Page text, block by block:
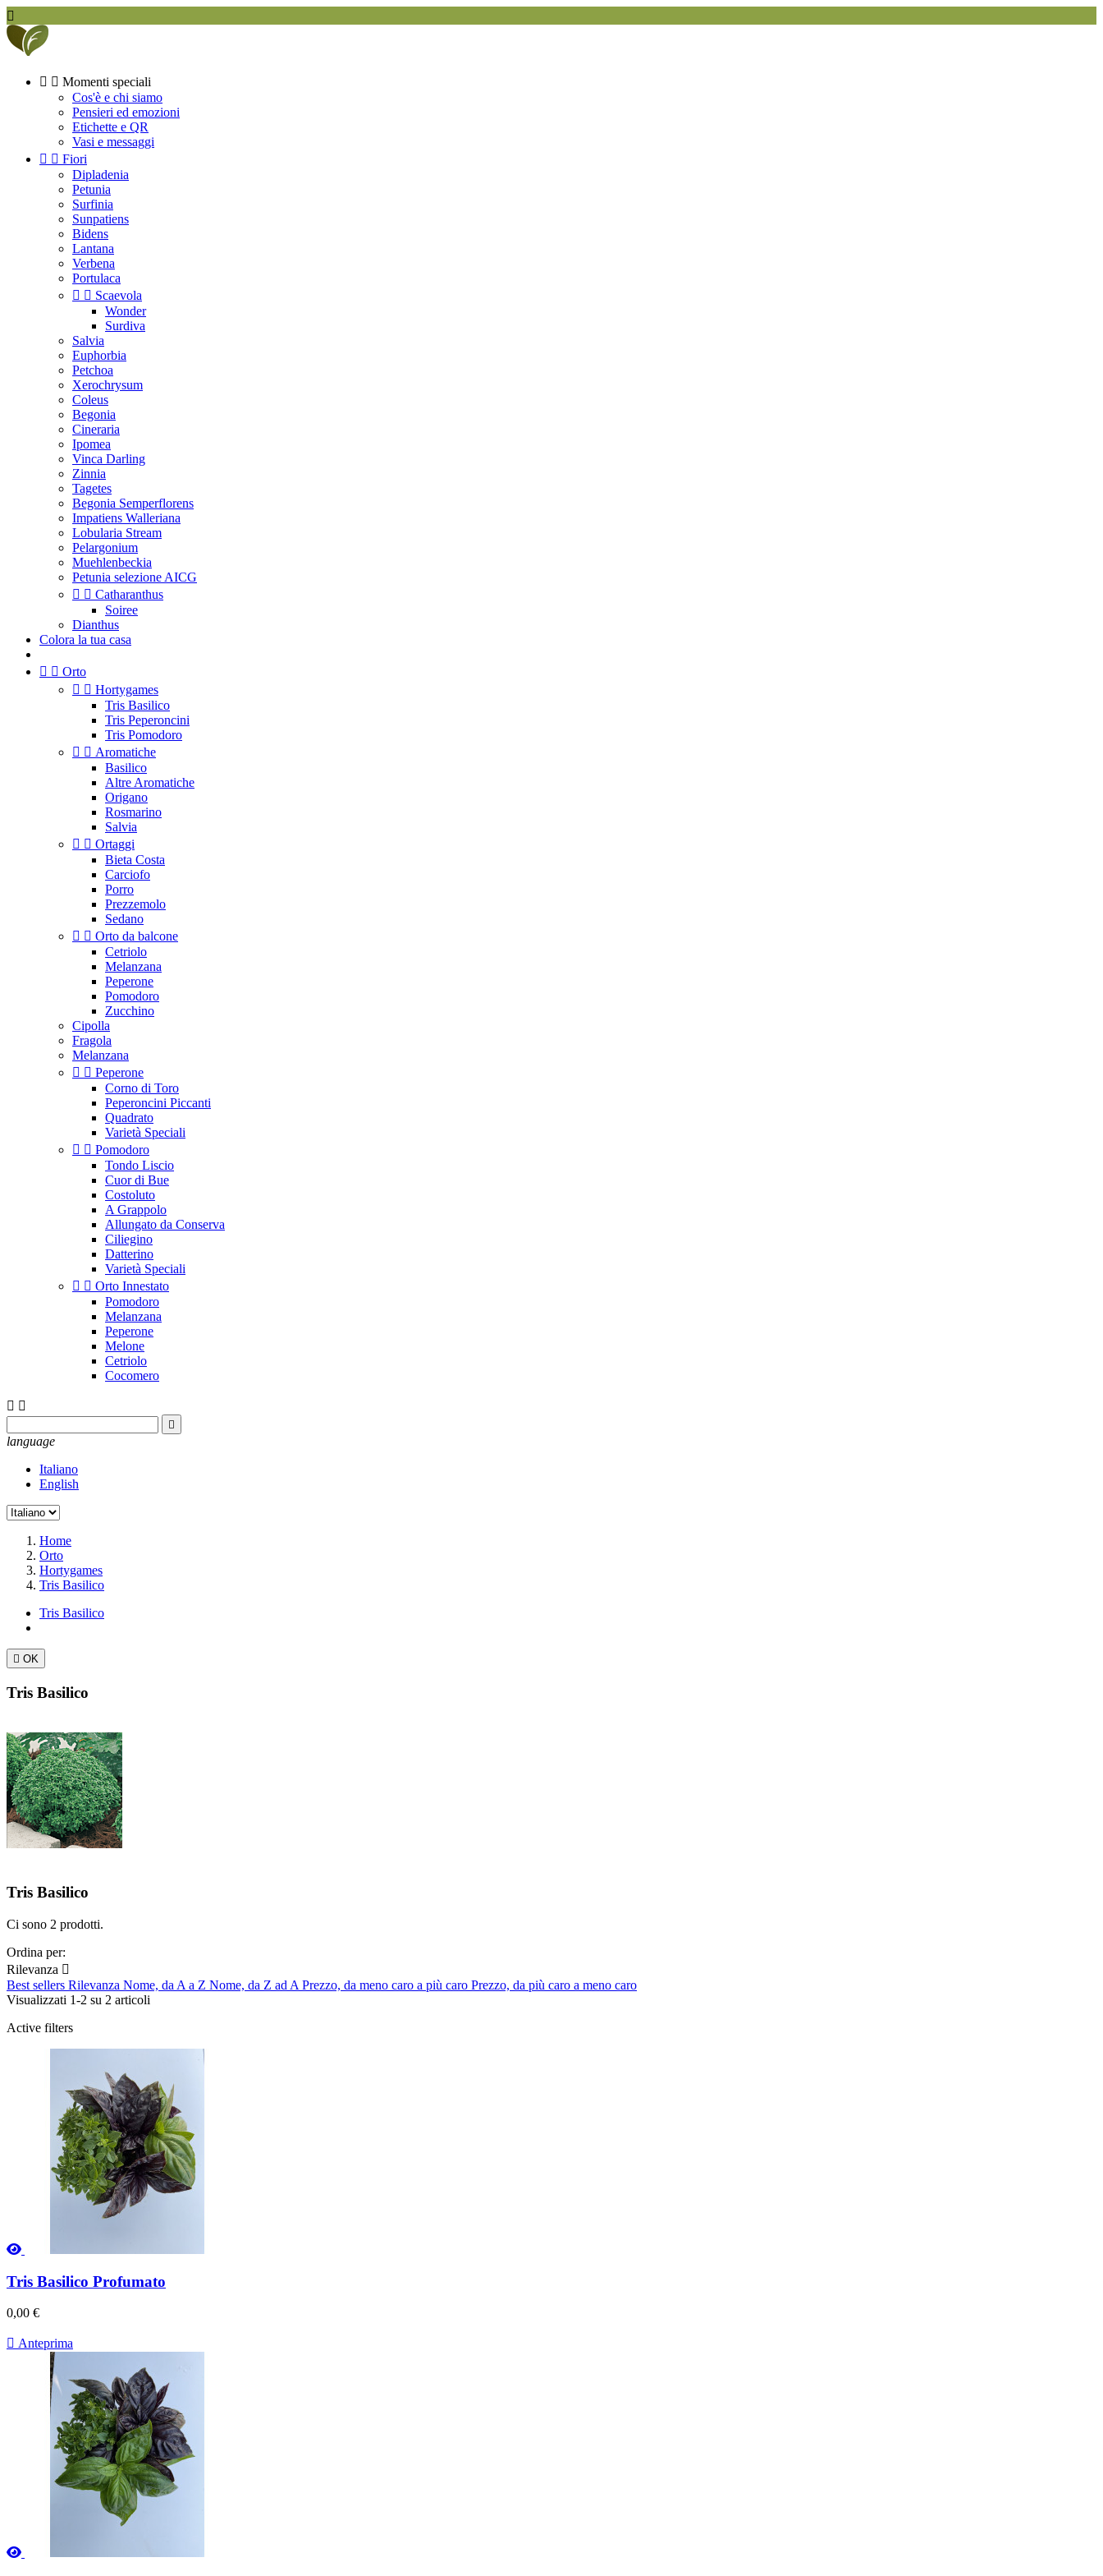

  Momenti speciali
Cos'è e chi siamo
Pensieri ed emozioni
Etichette e QR
Vasi e messaggi
  Fiori
Dipladenia
Petunia
Surfinia
Sunpatiens
Bidens
Lantana
Verbena
Portulaca
  Scaevola
Wonder
Surdiva
Salvia
Euphorbia
Petchoa
Xerochrysum
Coleus
Begonia
Cineraria
Ipomea
Vinca Darling
Zinnia
Tagetes
Begonia Semperflorens
Impatiens Walleriana
Lobularia Stream
Pelargonium
Muehlenbeckia
Petunia selezione AICG
  Catharanthus
Soiree
Dianthus
Colora la tua casa
  Orto
  Hortygames
Tris Basilico
Tris Peperoncini
Tris Pomodoro
  Aromatiche
Basilico
Altre Aromatiche
Origano
Rosmarino
Salvia
  Ortaggi
Bieta Costa
Carciofo
Porro
Prezzemolo
Sedano
  Orto da balcone
Cetriolo
Melanzana
Peperone
Pomodoro
Zucchino
Cipolla
Fragola
Melanzana
  Peperone
Corno di Toro
Peperoncini Piccanti
Quadrato
Varietà Speciali
  Pomodoro
Tondo Liscio
Cuor di Bue
Costoluto
A Grappolo
Allungato da Conserva
Ciliegino
Datterino
Varietà Speciali
  Orto Innestato
Pomodoro
Melanzana
Peperone
Melone
Cetriolo
Cocomero
 

language
Italiano
English
Home
Orto
Hortygames
Tris Basilico
Tris Basilico
 OK
Tris Basilico
Tris Basilico
Ci sono 2 prodotti.
Ordina per:
Rilevanza 
Best sellers Rilevanza Nome, da A a Z Nome, da Z ad A Prezzo, da meno caro a più caro Prezzo, da più caro a meno caro
Visualizzati 1-2 su 2 articoli
Active filters
Tris Basilico Profumato
0,00 €
 Anteprima